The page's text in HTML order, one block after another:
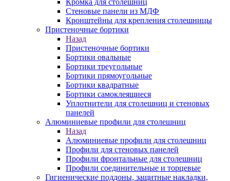
Кромка для столешниц
Стеновые панели из МДФ
Кронштейны для крепления столешницы
Пристеночные бортики
Назад
Пристеночные бортики
Бортики овальные
Бортики треугольные
Бортики прямоугольные
Бортики квадратные
Бортики самоклеящиеся
Уплотнители для столешниц и стеновых
панелей
Алюминиевые профили для столешниц
Назад
Алюминиевые профили для столешниц
Профили для стеновых панелей
Профили фронтальные для столешниц
Профили соединительные и торцевые
Гигиенические поддоны, защитные накладки,